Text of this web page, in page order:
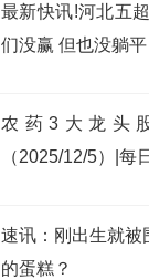
最新快讯!河北五
们没赢 但也没躺平
农药3大龙头
（2025/12/5）|每
速讯：刚出生就被
的蛋糕？